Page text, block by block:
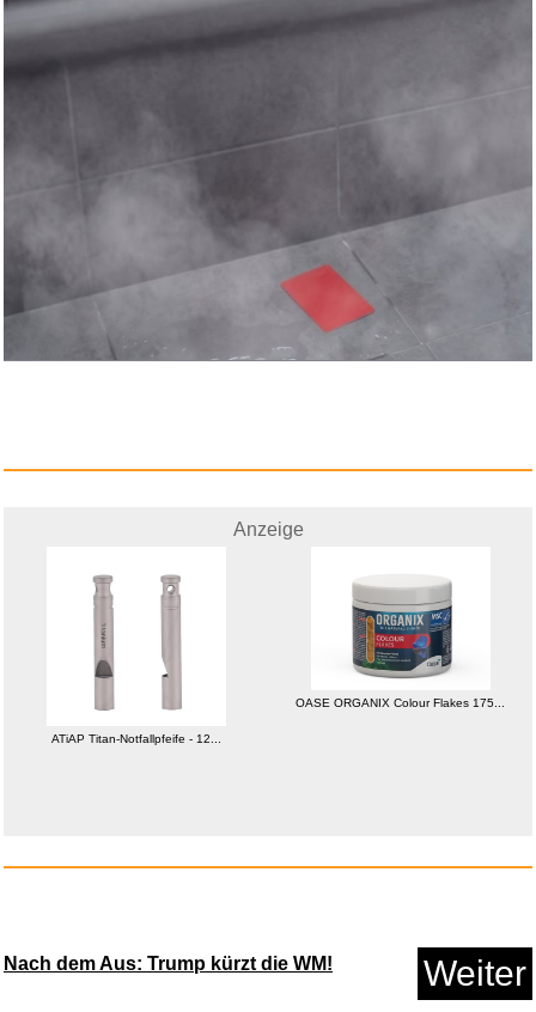
Die Hochzeits-Crasher...
NOE...
Anzeige
Anzeige
ATiAP Titan-Notfallpfeife - 12...
OASE ORGANIX Colour Flakes 175...
Nach dem Aus: Trump kürzt die WM! Weiter